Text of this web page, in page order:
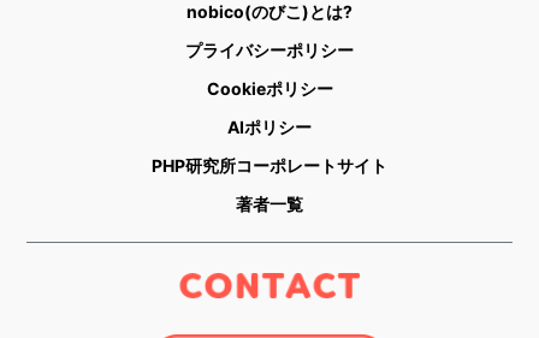
nobico(のびこ)とは?
プライバシーポリシー
Cookieポリシー
AIポリシー
PHP研究所コーポレートサイト
著者一覧